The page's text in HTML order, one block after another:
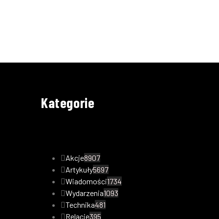
Kategorie
Akcje8907
Artykuły5697
Wiadomości1734
Wydarzenia1093
Technika481
Relacje395